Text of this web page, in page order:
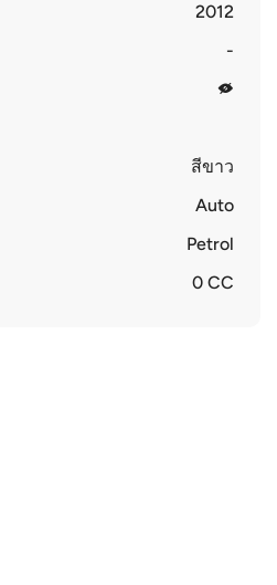
2012
-
สีขาว
Auto
Petrol
0 CC